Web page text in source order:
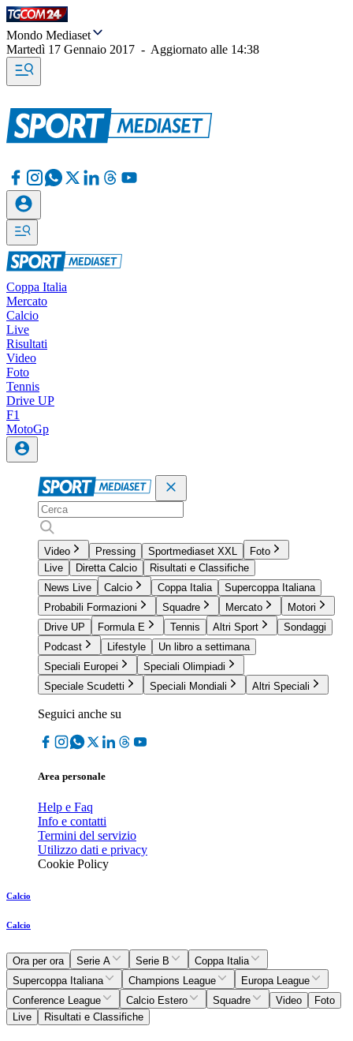
Mondo Mediaset
Martedì 17 Gennaio 2017 - Aggiornato alle 14:38
Coppa Italia
Mercato
Calcio
Live
Risultati
Video
Foto
Tennis
Drive UP
F1
MotoGp
Video Pressing Sportmediaset XXL
Foto
Live
Diretta Calcio
Risultati e Classifiche
News Live
Calcio Coppa Italia
Supercoppa Italiana
Probabili Formazioni
Squadre Mercato
Motori
Drive UP
Formula E Tennis Altri Sport
Sondaggi
Podcast
Lifestyle
Un libro a settimana
Speciali Europei
Speciali Olimpiadi
Speciale Scudetti
Speciali Mondiali Altri Speciali
Seguici anche su
Area personale
Help e Faq
Info e contatti
Termini del servizio
Utilizzo dati e privacy
Cookie Policy
Calcio
Calcio
Ora per ora Serie A Serie B
Coppa Italia
Supercoppa Italiana
Champions League
Europa League
Conference League
Calcio Estero Squadre Video
Foto
Live
Risultati e Classifiche